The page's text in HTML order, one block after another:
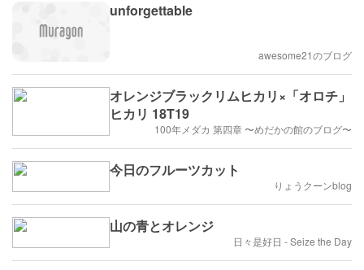
unforgettable
awesome21のブログ
オレンジブラックリムヒカリ×「オロチ」
ヒカリ 18T19
100年メダカ 第四章 〜めだかの館のブログ〜
今日のフルーツカット
りょうクーンblog
山の青とオレンジ
日々是好日 - Seize the Day